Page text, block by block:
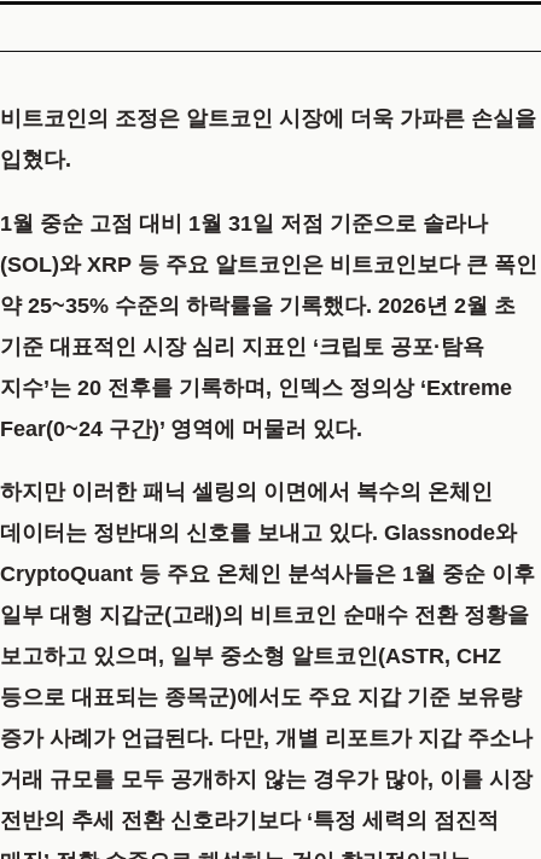
비트코인의 조정은 알트코인 시장에 더욱 가파른 손실을
입혔다.
1월 중순 고점 대비 1월 31일 저점 기준으로 솔라나
(SOL)와 XRP 등 주요 알트코인은 비트코인보다 큰 폭인
약 25~35% 수준의 하락률을 기록했다. 2026년 2월 초
기준 대표적인 시장 심리 지표인 ‘크립토 공포·탐욕
지수’는 20 전후를 기록하며, 인덱스 정의상 ‘Extreme
Fear(0~24 구간)’ 영역에 머물러 있다.
하지만 이러한 패닉 셀링의 이면에서 복수의 온체인
데이터는 정반대의 신호를 보내고 있다. Glassnode와
CryptoQuant 등 주요 온체인 분석사들은 1월 중순 이후
일부 대형 지갑군(고래)의 비트코인 순매수 전환 정황을
보고하고 있으며, 일부 중소형 알트코인(ASTR, CHZ
등으로 대표되는 종목군)에서도 주요 지갑 기준 보유량
증가 사례가 언급된다. 다만, 개별 리포트가 지갑 주소나
거래 규모를 모두 공개하지 않는 경우가 많아, 이를 시장
전반의 추세 전환 신호라기보다 ‘특정 세력의 점진적